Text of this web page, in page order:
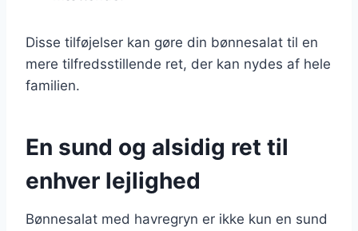
Disse tilføjelser kan gøre din bønnesalat til en
mere tilfredsstillende ret, der kan nydes af hele
familien.
En sund og alsidig ret til
enhver lejlighed
Bønnesalat med havregryn er ikke kun en sund